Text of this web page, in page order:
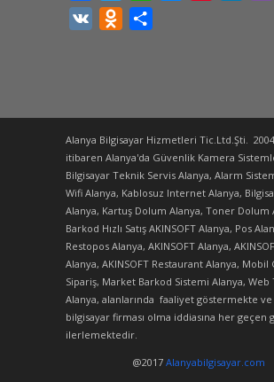
VK
Odnoklassniki
Alanya Bilgisayar Hizmetleri Tic.Ltd.Şti. 2004
itibaren Alanya'da Güvenlik Kamera
Bilgisayar Teknik Servis Alanya, Alarm
Wifi Alanya, Kablosuz Internet Alanya,
Alanya, Kartuş Dolum Alanya, Toner Dolum
Barkod Hızlı Satış AKINSOFT Alanya, Pos
Restopos Alanya, AKINSOFT Alanya,
Alanya, AKINSOFT Restaurant Alanya, Mobil
Sipariş, Market Barkod Sistemi Alanya, Web
Alanya, alanlarında faaliyet göstermekte ve
bilgisayar firması olma iddiasına her geçen
ilerlemektedir.
@2017 Alanyabilgisayar.com